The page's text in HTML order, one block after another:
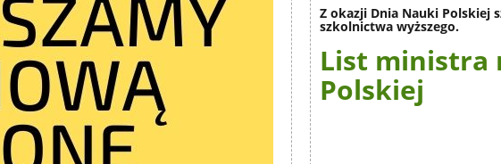
Z okazji Dnia Nauki Polskiej
szkolnictwa wyższego.
List ministra
Polskiej